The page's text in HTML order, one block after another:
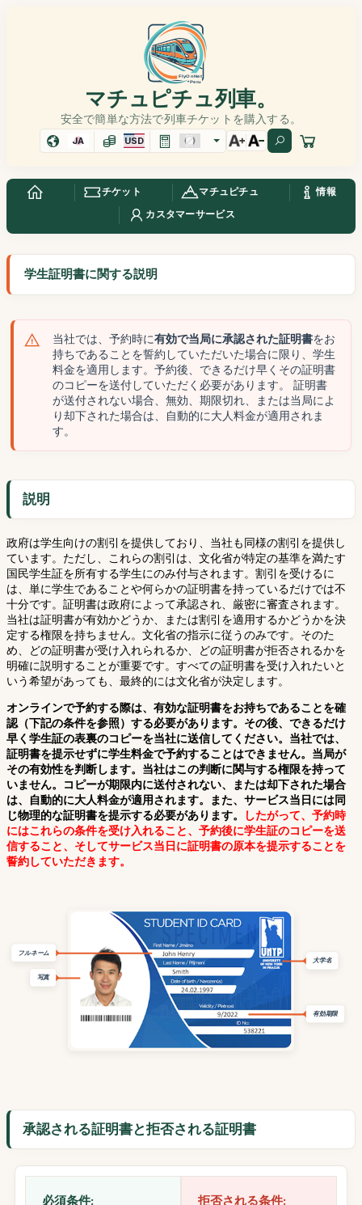
マチュピチュ列車。
安全で簡単な方法で列車チケットを購入する。
JA USD
チケット マチュピチュ
情報
カスタマーサービス
学生証明書に関する説明
当社では、予約時に有効で当局に承認された証明書をお
持ちであることを誓約していただいた場合に限り、学生
料金を適用します。予約後、できるだけ早くその証明書
のコピーを送付していただく必要があります。 証明書
が送付されない場合、無効、期限切れ、または当局によ
り却下された場合は、自動的に大人料金が適用されま
す。
説明
政府は学生向けの割引を提供しており、当社も同様の割引を提供し
ています。ただし、これらの割引は、文化省が特定の基準を満たす
国民学生証を所有する学生にのみ付与されます。割引を受けるに
は、単に学生であることや何らかの証明書を持っているだけでは不
十分です。証明書は政府によって承認され、厳密に審査されます。
当社は証明書が有効かどうか、または割引を適用するかどうかを決
定する権限を持ちません。文化省の指示に従うのみです。そのた
め、どの証明書が受け入れられるか、どの証明書が拒否されるかを
明確に説明することが重要です。すべての証明書を受け入れたいと
いう希望があっても、最終的には文化省が決定します。
オンラインで予約する際は、有効な証明書をお持ちであることを確
認（下記の条件を参照）する必要があります。その後、できるだけ
早く学生証の表裏のコピーを当社に送信してください。当社では、
証明書を提示せずに学生料金で予約することはできません。当局が
その有効性を判断します。当社はこの判断に関与する権限を持って
いません。コピーが期限内に送付されない、または却下された場合
は、自動的に大人料金が適用されます。また、サービス当日には同
じ物理的な証明書を提示する必要があります。
したがって、予約時
にはこれらの条件を受け入れること、予約後に学生証のコピーを送
信すること、そしてサービス当日に証明書の原本を提示することを
誓約していただきます。
フルネーム
写真
大学名
有効期限
承認される証明書と拒否される証明書
必須条件: 拒否される条件: